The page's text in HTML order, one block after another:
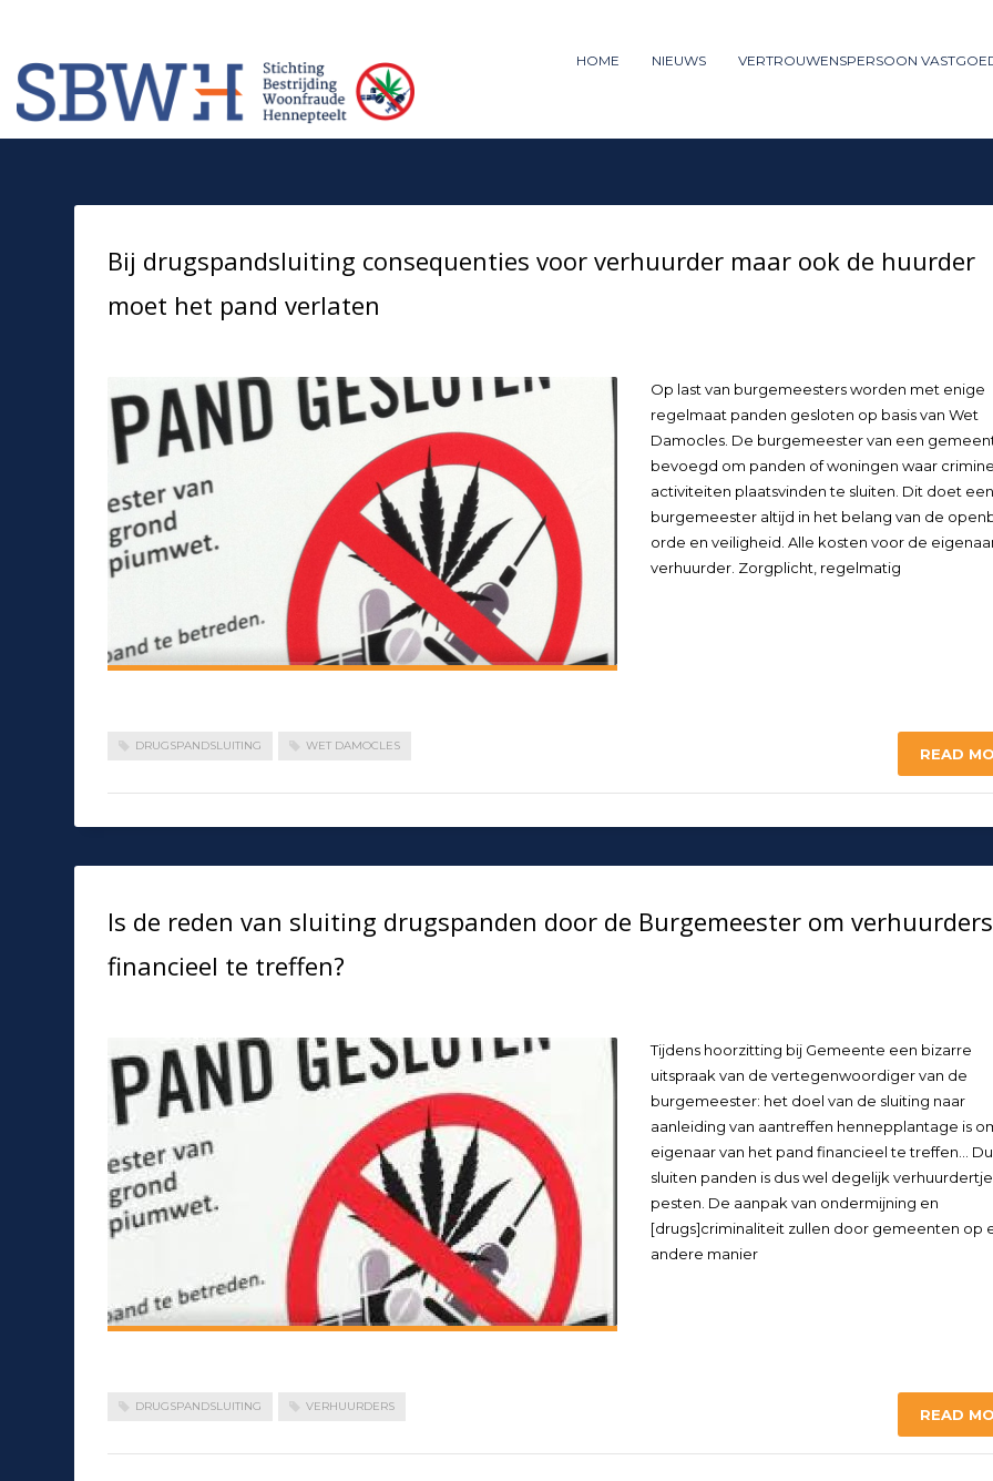
1 Login or create new account.
If you still have problems, please let us know, by sending an email to support@website.com . Thank you!
HOME NIEUWS VERTROUWENSPERSOON
Bij drugspandsluiting consequenties voor verhuurder maar ook de huurder
moet het pand verlaten
Op last van burgemeesters worden met enige
regelmaat panden gesloten op basis van Wet
Damocles. De burgemeester van een
bevoegd om panden of woningen waar
activiteiten plaatsvinden te sluiten. Dit doet een
burgemeester altijd in het belang van de
orde en veiligheid. Alle kosten voor de
verhuurder. Zorgplicht, regelmatig
DRUGSPANDSLUITING WET DAMOCLES READ
Is de reden van sluiting drugspanden door de Burgemeester om verhuurders
financieel te treffen?
Tijdens hoorzitting bij Gemeente een bizarre
uitspraak van de vertegenwoordiger van de
burgemeester: het doel van de sluiting naar
aanleiding van aantreffen hennepplantage is
eigenaar van het pand financieel te treffen…
sluiten panden is dus wel degelijk verhuurdertje
pesten. De aanpak van ondermijning en
[drugs]criminaliteit zullen door gemeenten op
andere manier
DRUGSPANDSLUITING VERHUURDERS READ